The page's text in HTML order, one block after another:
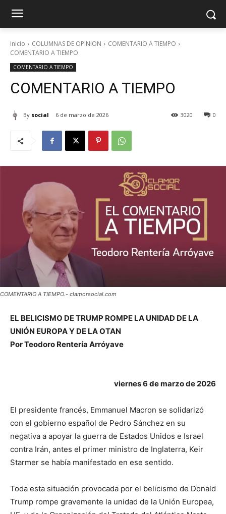
Inicio COLUMNAS DE OPINION
COMENTARIO A TIEMPO
COMENTARIO A TIEMPO
COMENTARIO A TIEMPO
COMENTARIO A TIEMPO
By social 6 de marzo de 2026 0
3020
COMENTARIO A TIEMPO.- clamorsocial.com
EL BELICISMO DE TRUMP ROMPE LA UNIDAD DE LA
UNIÓN EUROPA Y DE LA OTAN
Por Teodoro Rentería Arróyave
viernes 6 de marzo de 2026
El presidente francés, Emmanuel Macron se solidarizó
con el gobierno español de Pedro Sánchez en su
negativa a apoyar la guerra de Estados Unidos e Israel
contra Irán, antes el primer ministro de Inglaterra, Keir
Starmer se había manifestado en ese sentido.
Toda esta situación provocada por el belicismo de Donald
Trump rompe gravemente la unidad de la Unión Europea,